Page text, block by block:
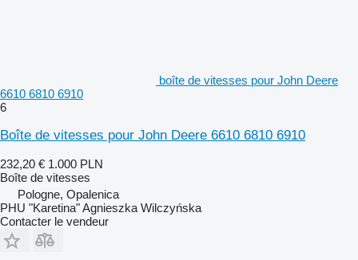
boîte de vitesses pour John Deere
6610 6810 6910
6
Boîte de vitesses pour John Deere 6610 6810 6910
232,20 € 1.000 PLN
Boîte de vitesses
Pologne, Opalenica
PHU "Karetina" Agnieszka Wilczyńska
Contacter le vendeur